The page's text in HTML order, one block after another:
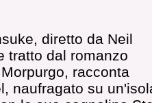
diretto da Neil
tratto dal romanzo
racconta
naufragato su